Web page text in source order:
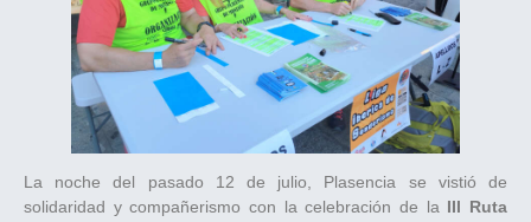
La noche del pasado 12 de julio, Plasencia se vistió de
solidaridad y compañerismo con la celebración de la III Ruta